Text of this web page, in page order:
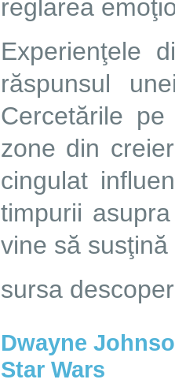
reglarea
Experienţele
răspunsul
Cercetările
zone din
cingulat
timpurii
vine să
sursa
Dwayne
Star Wars